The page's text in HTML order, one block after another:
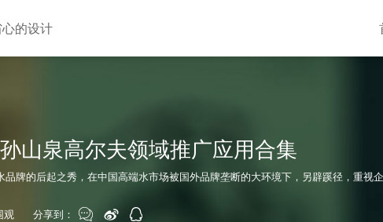
的设计
山泉高尔夫领域推广应用合集
牌的后起之秀，在中国高端水市场被国外品牌垄断的大环境下，另辟蹊径，重视
观 分享到：